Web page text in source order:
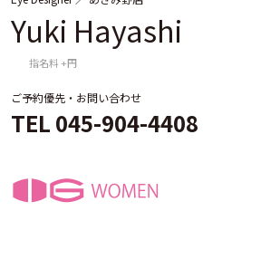
Yuki Hayashi
指名料 +円
ご予約優先・お問い合わせ
TEL 045-904-4408